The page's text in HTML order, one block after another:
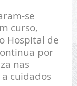
se
curso,
Hospital de
por
nas
cuidados